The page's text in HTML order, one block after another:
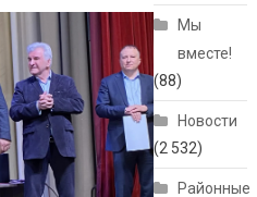
Мы
вместе!
(88)
Новости
(2 532)
Районные